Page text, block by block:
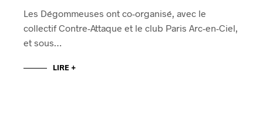
Les Dégommeuses ont co-organisé, avec le
collectif Contre-Attaque et le club Paris Arc-en-Ciel,
et sous…
LIRE +